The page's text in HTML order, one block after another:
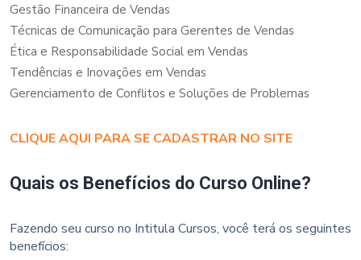
Gestão Financeira de Vendas
Técnicas de Comunicação para Gerentes de Vendas
Ética e Responsabilidade Social em Vendas
Tendências e Inovações em Vendas
Gerenciamento de Conflitos e Soluções de Problemas
CLIQUE AQUI PARA SE CADASTRAR NO SITE
Quais os Benefícios do Curso Online?
Fazendo seu curso no Intitula Cursos, você terá os seguintes
benefícios: